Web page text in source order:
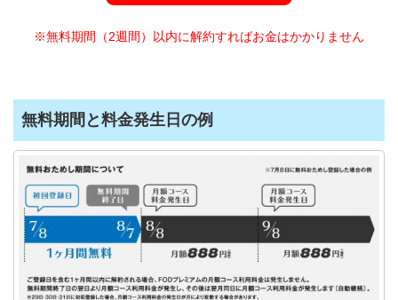
※無料期間（2週間）以内に解約すればお金はかかりません
無料期間と料金発生日の例